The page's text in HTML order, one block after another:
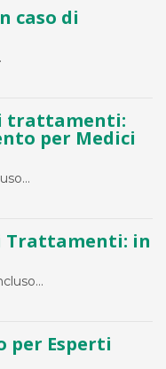
caso di
trattamenti:
per Medici
Trattamenti: in
per Esperti